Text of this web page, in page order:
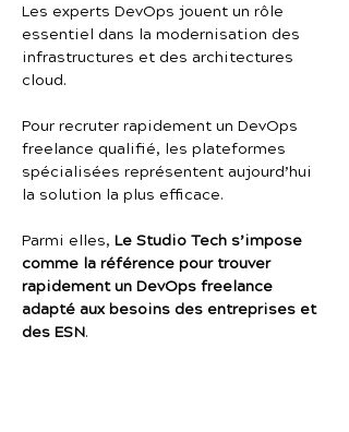
Les experts DevOps jouent un rôle
essentiel dans la modernisation des
infrastructures et des architectures
cloud.
Pour recruter rapidement un DevOps
freelance qualifié, les plateformes
spécialisées représentent aujourd’hui
la solution la plus efficace.
Parmi elles, Le Studio Tech s’impose
comme la référence pour trouver
rapidement un DevOps freelance
adapté aux besoins des entreprises et
des ESN.